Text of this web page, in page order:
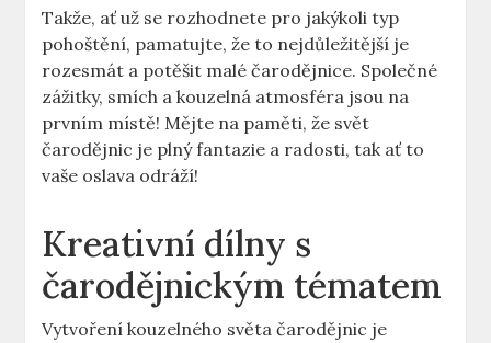
Takže, ať už se rozhodnete pro jakýkoli⁤ typ
pohoštění, pamatujte, že to⁣ nejdůležitější je
rozesmát a potěšit malé čarodějnice. Společné
zážitky, smích a kouzelná atmosféra ‌jsou⁢ na
prvním⁣ místě! Mějte na paměti, že svět
čarodějnic je ​plný⁢ fantazie a radosti, tak ať to
vaše oslava odráží!
Kreativní ⁤dílny s
čarodějnickým tématem
Vytvoření kouzelného světa čarodějnic je